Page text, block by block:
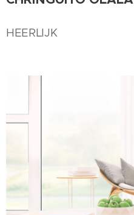
HEERLIJK